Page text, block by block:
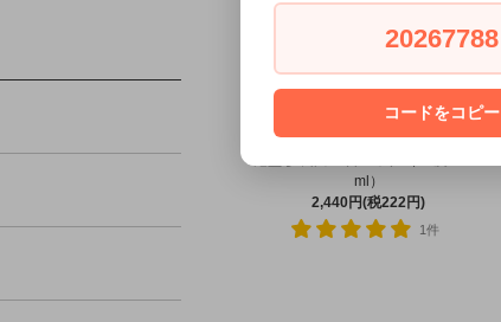
ml）
2,440円(税222円)
1件
20267788
コードをコピー